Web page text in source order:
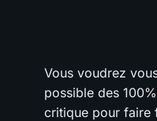
Vous voudrez
possible des
critique pour faire